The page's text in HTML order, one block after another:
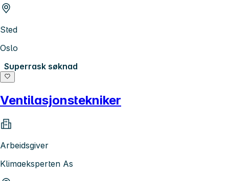
Sted
Oslo
Superrask søknad
Ventilasjonstekniker
Arbeidsgiver
Klimaeksperten As